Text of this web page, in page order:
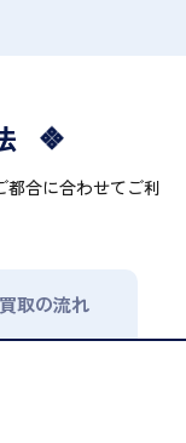
都合に合わせてご利
取の流れ